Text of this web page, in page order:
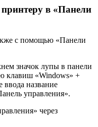
в «Панели
с помощью «Панели
значок лупы в панели
клавиш «Windows» +
ввода название
управления».